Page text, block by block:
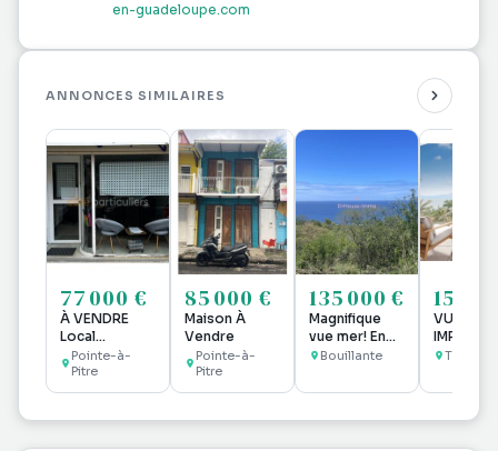
en-guadeloupe.com
ANNONCES SIMILAIRES
77 000 €
À VENDRE
Local
commercial
27 m² Rue
Nozières,
Pitre
Pointe-à-
Pitre
85 000 €
Maison À
Vendre
Pointe-à-
Pitre
135 000 €
Magnifique
vue mer! En
exclusivité
Bouillante
157
VUE MER
A
Rivières
Trois